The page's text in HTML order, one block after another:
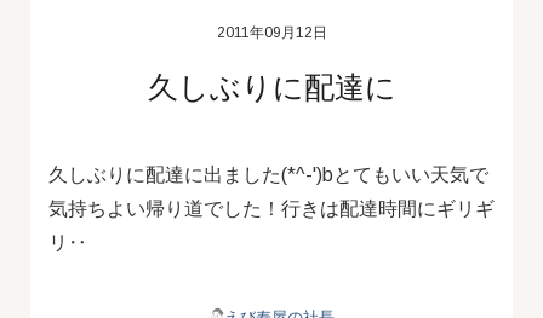
2011年09月12日
久しぶりに配達に
久しぶりに配達に出ました(*^-')bとてもいい天気で
気持ちよい帰り道でした！行きは配達時間にギリギ
リ‥